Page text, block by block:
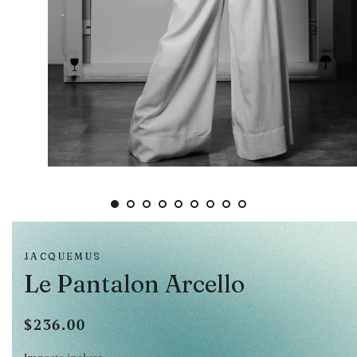
JACQUEMUS
Le Pantalon Arcello
Prezzo
Prezzo
$236.00